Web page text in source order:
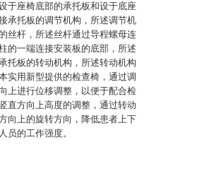
于座椅底部的承托板和设于底座
承托板的调节机构，所述调节机
丝杆，所述丝杆通过导程螺母连
的一端连接安装板的底部，所述
托板的转动机构，所述转动机构
实用新型提供的检查椅，通过调
上进行位移调整，以便于配合检
直方向上高度的调整，通过转动
向上的旋转方向，降低患者上下
员的工作强度。